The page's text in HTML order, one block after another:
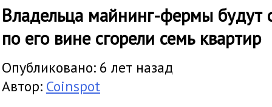
Владельца майнинг-фермы будут
по его вине сгорели семь квартир
Опубликовано: 6 лет назад
Автор: Coinspot